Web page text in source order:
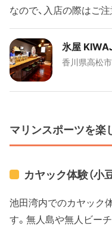
なので、入店の際はご注
氷屋
香川県高松
マリンスポーツを楽
カヤック体験（小
池田湾内でのカヤック
す。無人島や無人ビー